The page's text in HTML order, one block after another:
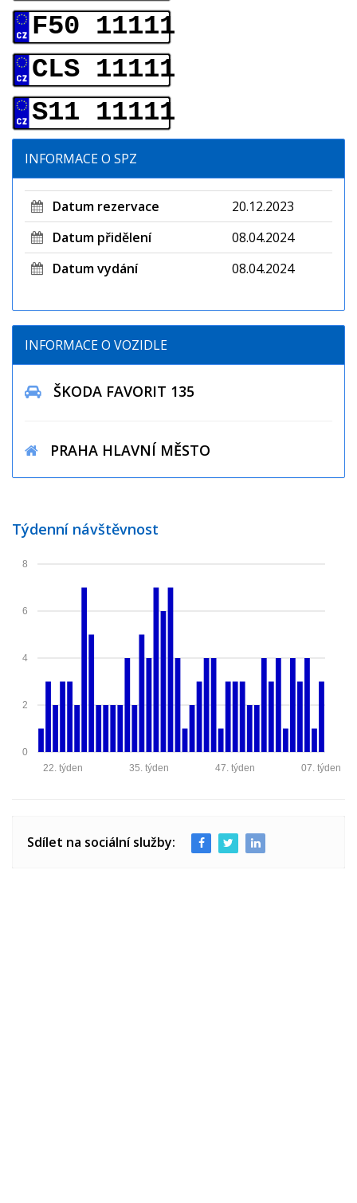
F50 11111
CLS 11111
S11 11111
INFORMACE O SPZ
Datum rezervace
20.12.2023
Datum přidělení
08.04.2024
Datum vydání
08.04.2024
INFORMACE O VOZIDLE
ŠKODA FAVORIT 135
PRAHA HLAVNÍ MĚSTO
Týdenní návštěvnost
0
2
4
6
8
07. týden
47. týden
35. týden
22. týden
Sdílet na sociální služby: